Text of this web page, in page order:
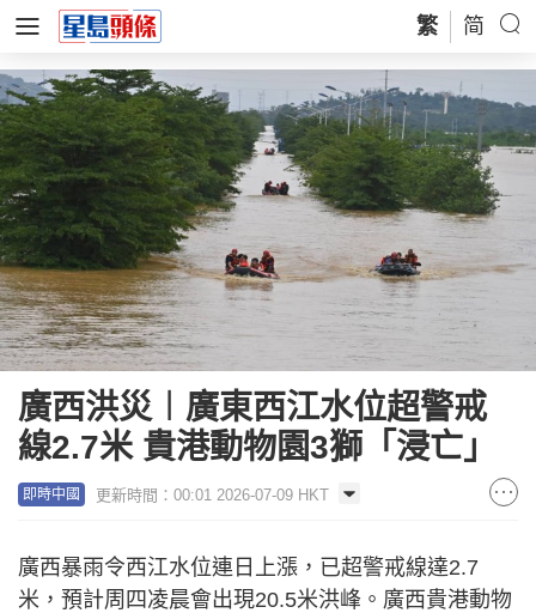
繁 简
廣西洪災︱廣東西江水位超警戒
線2.7米 貴港動物園3獅「浸亡」
即時中國 更新時間：00:01 2026-07-09 HKT
廣西暴雨令西江水位連日上漲，已超警戒線達2.7
米，預計周四凌晨會出現20.5米洪峰。廣西貴港動物